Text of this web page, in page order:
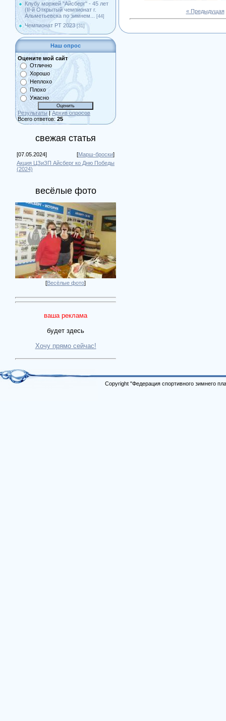
Клубу моржей ''Айсберг'' - 45 лет
(II-й Открытый чемпионат г.
Альметьевска по зимнем...
[44]
Чемпионат РТ 2023 [31]
Наш опрос
Оцените мой сайт
Отлично
Хорошо
Неплохо
Плохо
Ужасно
Результаты | Архив опросов
Всего ответов: 25
свежая статья
[07.05.2024] [Марш-броски]
Акция ЦЗиЗП Айсберг ко Дню Победы
(2024)
весёлые фото
[Весёлые фото]
ваша реклама
будет здесь
Хочу прямо сейчас!
« Предыдущая
Copyright "Федерация спортивного зимнего